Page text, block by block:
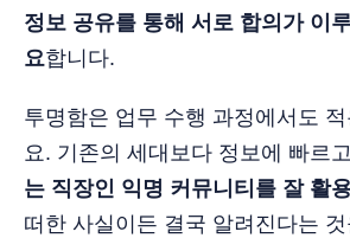
정보 공유를 통해 서로 합의가 이
요합니다.
투명함은 업무 수행 과정에서도
요. 기존의 세대보다 정보에 빠르
는 직장인 익명 커뮤니티를 잘 활
떠한 사실이든 결국 알려진다는